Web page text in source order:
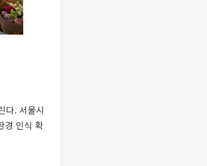
다. 서울시
경 인식 확